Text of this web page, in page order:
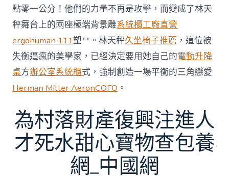
點零一公分！他們的力量不再是攻擊，而變成了林天
秤舞台上的兩座極端背景雕系統櫃工廠直營
ergohuman 111塑**。林天秤久坐椅子推薦 ，這位被
失衡逼瘋的美學家，已經決定要用她自己的電動升降
桌方辦公室系統櫃式，強制創造一場平衡的三角戀愛
Herman Miller AeronCOFO 。
為村落財產復興注進人
才死水甜心寶物查包養
網_中國網